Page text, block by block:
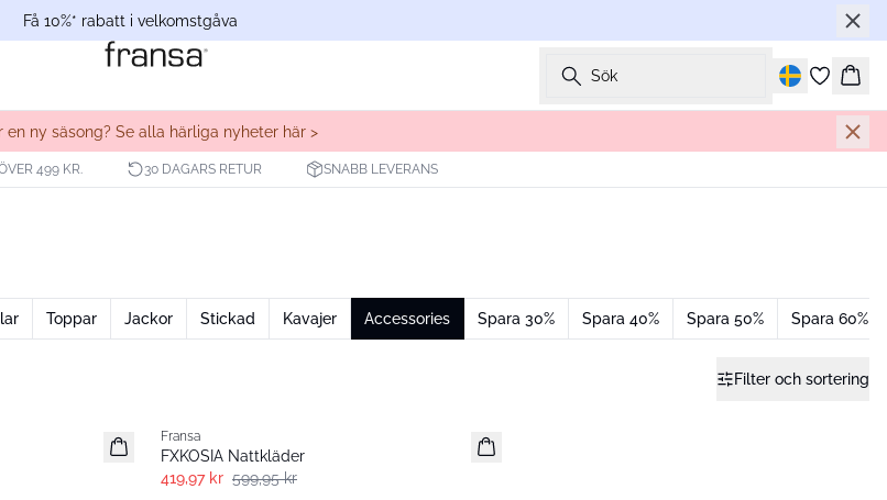
Få 10%* rabatt i velkomstgåva
Sök
Korg
en ny säsong? Se alla härliga nyheter här >
499 KR. 30 DAGARS RETUR SNABB LEVERANS
Toppar Jackor Stickad Kavajer Accessories Spara 30% Spara 40% Spara 50% Spara 60%
Filter och sortering
Fransa
FXKOSIA Nattkläder
419,97 kr 599,95 kr